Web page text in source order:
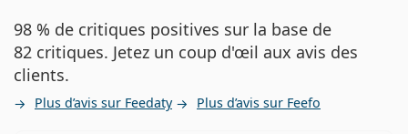
98 % de critiques positives sur la base de
82 critiques. Jetez un coup d'œil aux avis des
clients.
Plus d’avis sur Feedaty Plus d’avis sur Feefo